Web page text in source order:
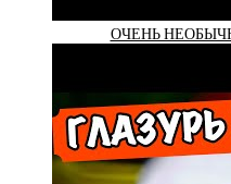
ОЧЕНЬ